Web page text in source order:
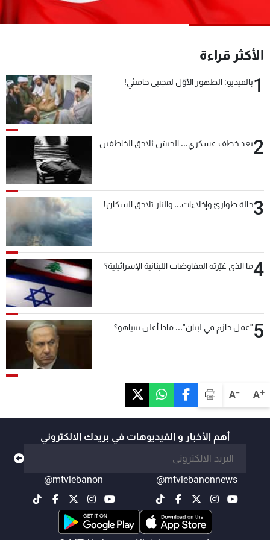
A+
A-
الأكثر قراءة
1بالفيديو: الظهور الأوّل لمجتبى خامنئي!
2بعد خطف عسكري... الجيش يُلاحق الخاطفين
3حالة طوارئ وإخلاءات... والنار تلاحق السكان!
4ما الذي غيّرته المفاوضات اللبنانية الإسرائيلية؟
5"عمل حازم في لبنان"... ماذا أعلن نتنياهو؟
أهم الأخبار و الفيديوهات في بريدك الالكتروني
@mtvlebanonnews
@mtvlebanon
شاهد البرامج
الترددات
الإنـتـاج
لاعلاناتكم
تواصل معنا
شروط الإسـتخدام
سياسة الخصوصية